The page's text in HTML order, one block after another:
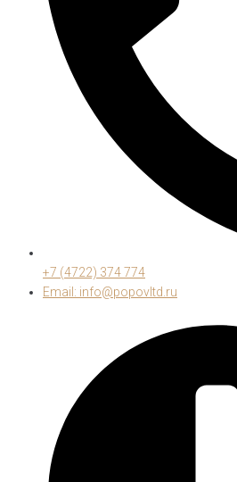
+7 (4722) 374 774
Email: info@popovltd.ru